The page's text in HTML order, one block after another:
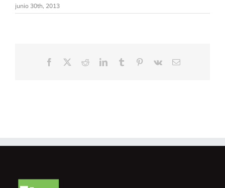
junio 30th, 2013
Facebook RedditLinkedInTumblr Pinterest
Vk
Correo